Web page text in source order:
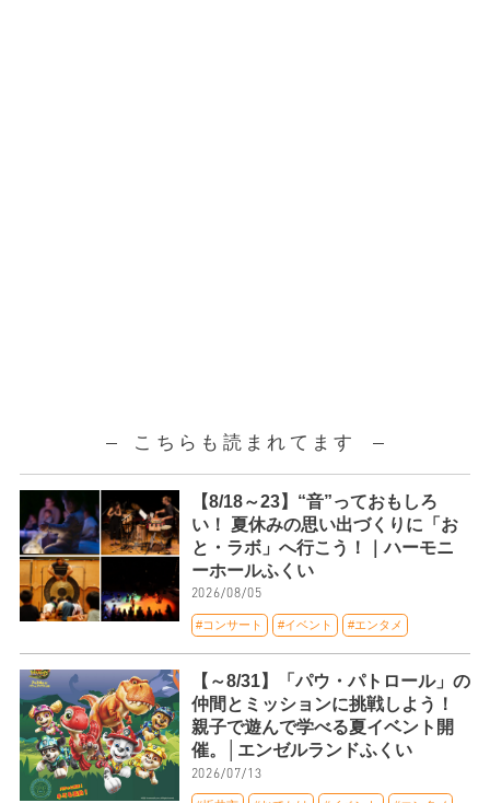
こちらも読まれてます
【8/18～23】“音”っておもしろ
い！ 夏休みの思い出づくりに「お
と・ラボ」へ行こう！｜ハーモニ
ーホールふくい
2026/08/05
#コンサート #イベント #エンタメ
【～8/31】「パウ・パトロール」の
仲間とミッションに挑戦しよう！
親子で遊んで学べる夏イベント開
催。│エンゼルランドふくい
2026/07/13